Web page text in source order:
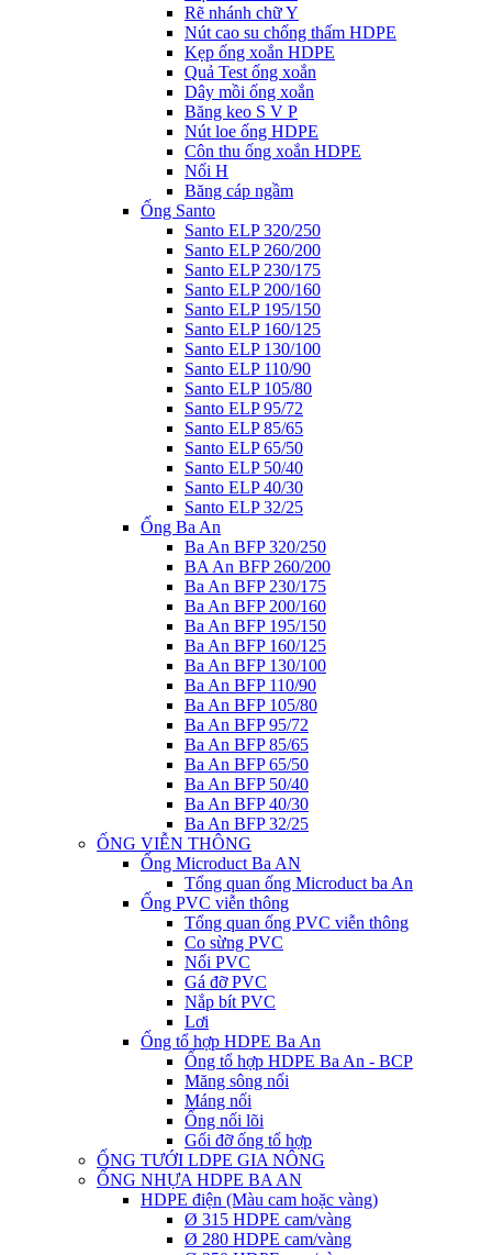
Rẽ nhánh chữ Y
Nút cao su chống thấm HDPE
Kẹp ống xoắn HDPE
Quả Test ống xoắn
Dây mồi ống xoắn
Băng keo S V P
Nút loe ống HDPE
Côn thu ống xoắn HDPE
Nối H
Băng cáp ngầm
Ống Santo
Santo ELP 320/250
Santo ELP 260/200
Santo ELP 230/175
Santo ELP 200/160
Santo ELP 195/150
Santo ELP 160/125
Santo ELP 130/100
Santo ELP 110/90
Santo ELP 105/80
Santo ELP 95/72
Santo ELP 85/65
Santo ELP 65/50
Santo ELP 50/40
Santo ELP 40/30
Santo ELP 32/25
Ống Ba An
Ba An BFP 320/250
BA An BFP 260/200
Ba An BFP 230/175
Ba An BFP 200/160
Ba An BFP 195/150
Ba An BFP 160/125
Ba An BFP 130/100
Ba An BFP 110/90
Ba An BFP 105/80
Ba An BFP 95/72
Ba An BFP 85/65
Ba An BFP 65/50
Ba An BFP 50/40
Ba An BFP 40/30
Ba An BFP 32/25
ỐNG VIỄN THÔNG
Ống Microduct Ba AN
Tổng quan ống Microduct ba An
Ống PVC viễn thông
Tổng quan ống PVC viễn thông
Co sừng PVC
Nối PVC
Gá đỡ PVC
Nắp bít PVC
Lơi
Ống tổ hợp HDPE Ba An
Ống tổ hợp HDPE Ba An - BCP
Măng sông nối
Máng nối
Ống nối lõi
Gối đỡ ống tổ hợp
ỐNG TƯỚI LDPE GIA NÔNG
ỐNG NHỰA HDPE BA AN
HDPE điện (Màu cam hoặc vàng)
Ø 315 HDPE cam/vàng
Ø 280 HDPE cam/vàng